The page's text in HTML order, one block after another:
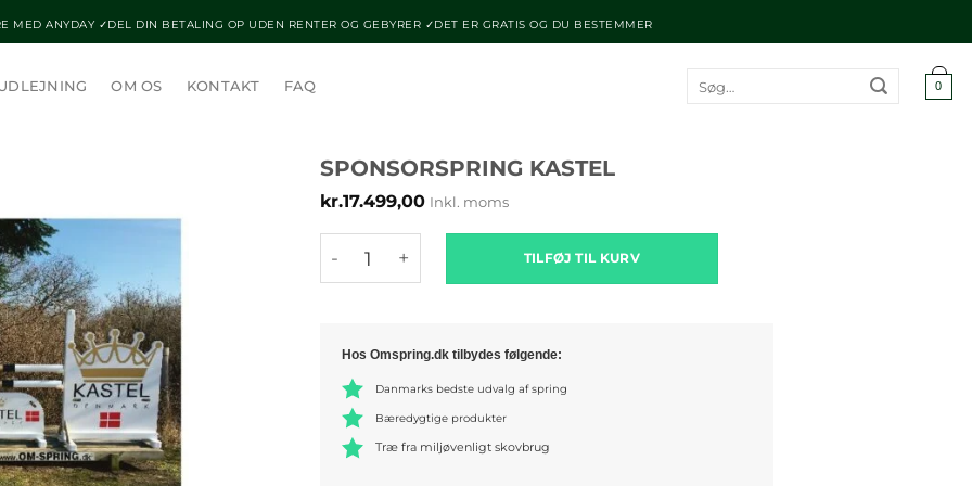
MED ANYDAY ✓DEL DIN BETALING OP UDEN RENTER OG GEBYRER ✓DET ER GRATIS OG DU BESTEMMER
OM OS KONTAKT FAQ
efter:
0
SPONSORSPRING KASTEL
kr.17.499,00 Inkl. moms
TILFØJ TIL KURV
Hos Omspring.dk tilbydes følgende:
Danmarks bedste udvalg af spring
Bæredygtige produkter
Træ fra miljøvenligt skovbrug